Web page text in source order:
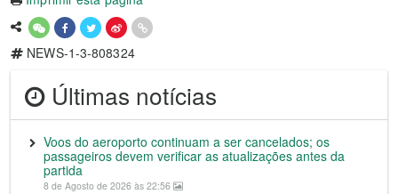
NEWS-1-3-808324
Últimas notícias
Voos do aeroporto continuam a ser cancelados; os
passageiros devem verificar as atualizações antes da
partida
8 de Agosto de 2026 às 22:56